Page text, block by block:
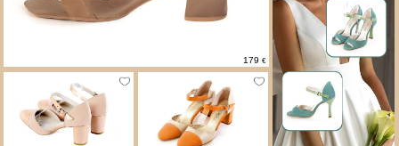
179 €